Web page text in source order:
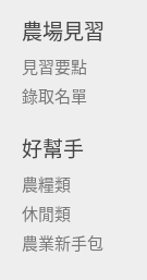
農場見習
見習要點
錄取名單
好幫手
農糧類
休閒類
農業新手包